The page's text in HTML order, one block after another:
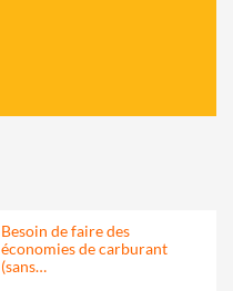
Besoin de faire des
économies de carburant
(sans…